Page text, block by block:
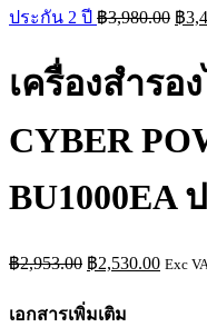
ประกัน 2 ปี ฿3,980.00
price
฿
฿
เครื่องสำรอ
CYBER
BU1000EA
฿2,953.00 Original
price
฿2,953.00.
฿2,530.00
price
Exc
เอกสารเพิ่มเติม